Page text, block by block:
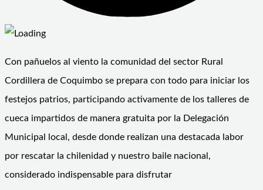
Con pañuelos al viento la comunidad del sector Rural
Cordillera de Coquimbo se prepara con todo para iniciar los
festejos patrios, participando activamente de los talleres de
cueca impartidos de manera gratuita por la Delegación
Municipal local, desde donde realizan una destacada labor
por rescatar la chilenidad y nuestro baile nacional,
considerado indispensable para disfrutar